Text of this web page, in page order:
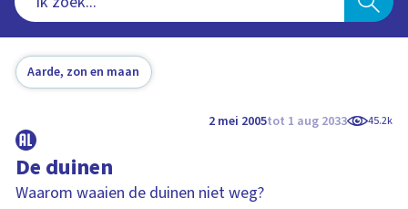
Aarde, zon en maan
2 mei 2005tot 1 aug 2033 45.2k
De duinen
Waarom waaien de duinen niet weg?